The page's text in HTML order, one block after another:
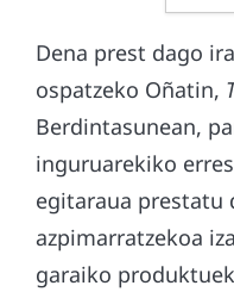
Dena prest dago
ospatzeko Oñatin,
Berdintasunean,
inguruarekiko
egitaraua prestatu
azpimarratzekoa
garaiko